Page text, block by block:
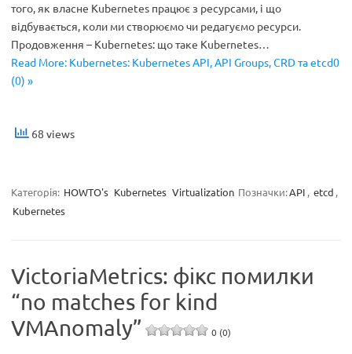
того, як власне Kubernetes працює з ресурсами, і що
відбувається, коли ми створюємо чи редагуємо ресурси.
Продовження – Kubernetes: що таке Kubernetes…
Read More: Kubernetes: Kubernetes API, API Groups, CRD та etcd0
(0) »
68 views
Категорія: HOWTO's Kubernetes Virtualization Позначки:API , etcd ,
Kubernetes
VictoriaMetrics: фікс помилки
“no matches for kind
VMAnomaly”
0 (0)